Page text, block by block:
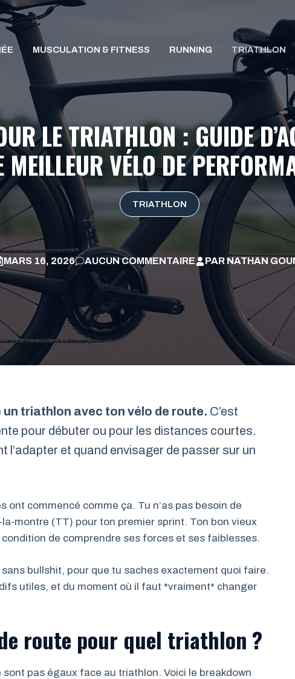
MUSCULATION & FITNESS RUNNING TRIATHLON
LE TRIATHLON : GUIDE
MEILLEUR VÉLO DE
TRIATHLON
MARS 16, 2026 AUCUN COMMENTAIRE PAR NATHAN
triathlon avec ton vélo de route. C’est
pour débuter ou pour les distances courtes.
l’adapter et quand envisager de passer sur un
commencé comme ça. Tu n’as pas besoin de
montre (TT) pour ton premier sprint. Ton bon vieux
de comprendre ses forces et ses faiblesses.
bullshit, pour que tu saches exactement quoi faire.
utiles, et du moment où il faut *vraiment* changer
route pour quel triathlon ?
pas égaux face au triathlon. Voici le breakdown